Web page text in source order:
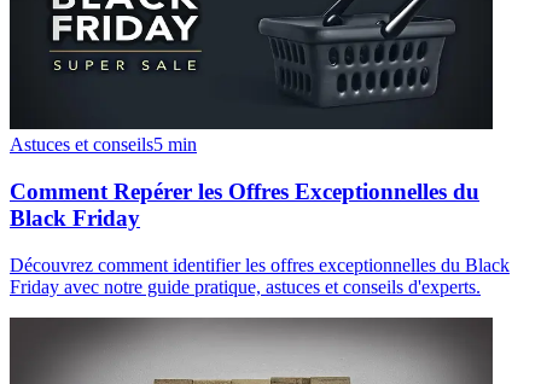
Astuces et conseils5 min
Comment Repérer les Offres Exceptionnelles du
Black Friday
Découvrez comment identifier les offres exceptionnelles du Black
Friday avec notre guide pratique, astuces et conseils d'experts.